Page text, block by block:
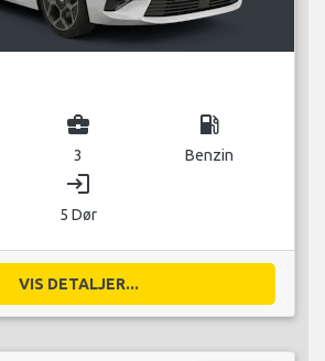
business_center
3
local_gas_station
Benzin
login
5 Dør
VIS DETALJER...